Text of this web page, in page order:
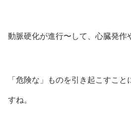
動脈硬化が進行〜して、心臓発作
「危険な」ものを引き起こすこ
すね。